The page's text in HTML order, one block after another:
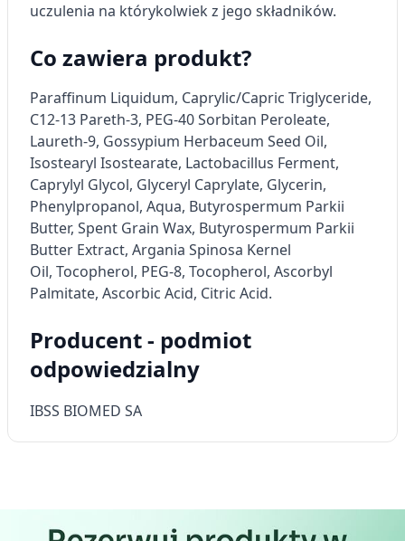
uczulenia na którykolwiek z jego składników.
Co zawiera produkt?
Paraffinum Liquidum, Caprylic/Capric Triglyceride,
C12-13 Pareth-3, PEG-40 Sorbitan Peroleate,
Laureth-9, Gossypium Herbaceum Seed Oil,
Isostearyl Isostearate, Lactobacillus Ferment,
Caprylyl Glycol, Glyceryl Caprylate, Glycerin,
Phenylpropanol, Aqua, Butyrospermum Parkii
Butter, Spent Grain Wax, Butyrospermum Parkii
Butter Extract, Argania Spinosa Kernel
Oil, Tocopherol, PEG-8, Tocopherol, Ascorbyl
Palmitate, Ascorbic Acid, Citric Acid.
Producent - podmiot
odpowiedzialny
IBSS BIOMED SA
Wykorzystywanie ograniczonych danych do
Funkcje specjalne IAB:
Użycie dokładnych danych
geolokalizacyjnych
Identyfikowanie urządzeń na podstawie
aktywnie żądanych informacji
Cele przetwarzania inne niż IAB:
Niezbędne
Wydajność (Performance)
Reklama / śledzenie